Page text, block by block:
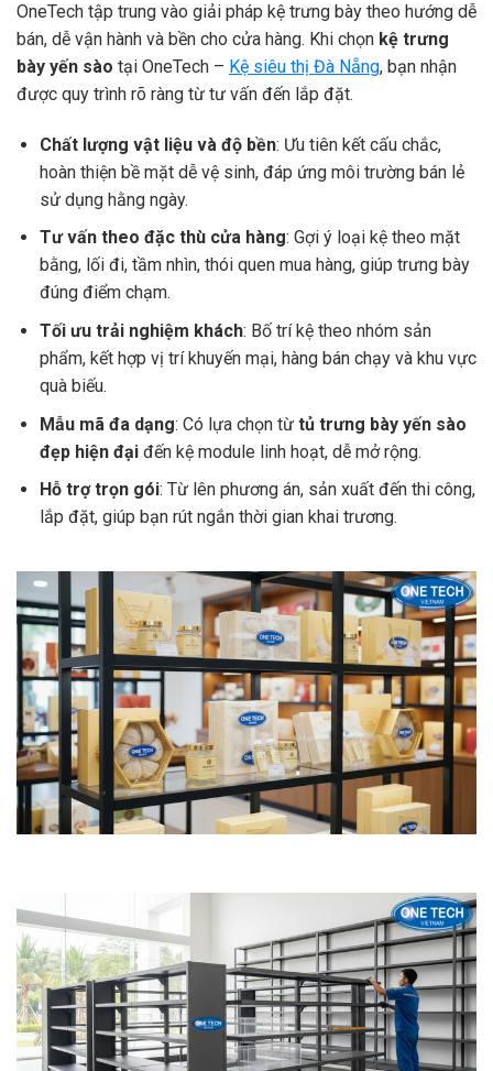
OneTech tập trung vào giải pháp kệ trưng bày theo hướng dễ
bán, dễ vận hành và bền cho cửa hàng. Khi chọn kệ trưng
bày yến sào tại OneTech – Kệ siêu thị Đà Nẵng, bạn nhận
được quy trình rõ ràng từ tư vấn đến lắp đặt.
Chất lượng vật liệu và độ bền: Ưu tiên kết cấu chắc,
hoàn thiện bề mặt dễ vệ sinh, đáp ứng môi trường bán lẻ
sử dụng hằng ngày.
Tư vấn theo đặc thù cửa hàng: Gợi ý loại kệ theo mặt
bằng, lối đi, tầm nhìn, thói quen mua hàng, giúp trưng bày
đúng điểm chạm.
Tối ưu trải nghiệm khách: Bố trí kệ theo nhóm sản
phẩm, kết hợp vị trí khuyến mại, hàng bán chạy và khu vực
quà biếu.
Mẫu mã đa dạng: Có lựa chọn từ tủ trưng bày yến sào
đẹp hiện đạiđến kệ module linh hoạt, dễ mở rộng.
Hỗ trợ trọn gói: Từ lên phương án, sản xuất đến thi công,
lắp đặt, giúp bạn rút ngắn thời gian khai trương.